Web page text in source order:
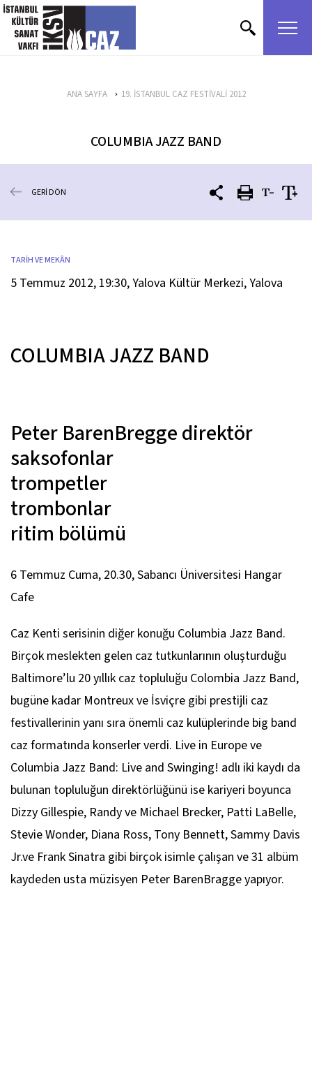
içeriği atla
ANA SAYFA 19. İSTANBUL CAZ FESTİVALİ 2012
COLUMBIA JAZZ BAND
GERİ DÖN
TARİH VE MEKÂN
5 Temmuz 2012, 19:30, Yalova Kültür Merkezi, Yalova
COLUMBIA JAZZ BAND
Peter BarenBreggedirektör
saksofonlar
trompetler
trombonlar
ritim bölümü
6 Temmuz Cuma, 20.30, Sabancı Üniversitesi Hangar
Cafe
Caz Kenti serisinin diğer konuğu Columbia Jazz Band.
Birçok meslekten gelen caz tutkunlarının oluşturduğu
Baltimore’lu 20 yıllık caz topluluğu Colombia Jazz Band,
bugüne kadar Montreux ve İsviçre gibi prestijli caz
festivallerinin yanı sıra önemli caz kulüplerinde big band
caz formatında konserler verdi. Live in Europeve
Columbia Jazz Band: Live and Swinging! adlı iki kaydı da
bulunan topluluğun direktörlüğünü ise kariyeri boyunca
Dizzy Gillespie, Randy ve Michael Brecker, Patti LaBelle,
Stevie Wonder, Diana Ross, Tony Bennett, Sammy Davis
Jr.ve Frank Sinatra gibi birçok isimle çalışan ve 31 albüm
kaydeden usta müzisyen Peter BarenBragge yapıyor.